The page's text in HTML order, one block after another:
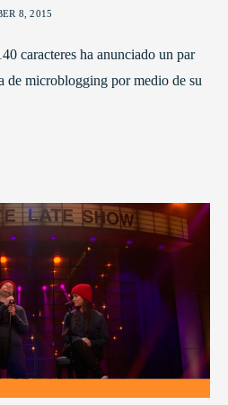
8, 2015
caracteres ha anunciado un par
de microblogging por medio de su